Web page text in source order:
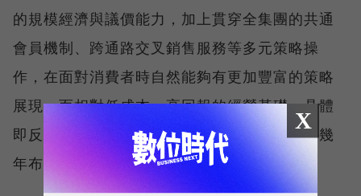
的規模經濟與議價能力，加上貫穿全集團的共通
會員機制、跨通路交叉銷售服務等多元策略操
作，在面對消費者時自然能夠有更加豐富的策略
展現，而相對低成本、高回報的經營基礎，具體
即反映在優異的坪效表現上，也是大型集團近幾
年布局的關鍵。
X